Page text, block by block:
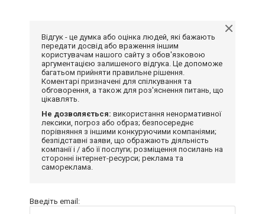
Відгук - це думка або оцінка людей, які бажають
передати досвід або враження іншим
користувачам нашого сайту з обов'язковою
аргументацією залишеного відгука. Це допоможе
багатьом прийняти правильне рішення.
Коментарі призначені для спілкування та
обговорення, а також для роз'яснення питань, що
цікавлять.
Не дозволяється: використання ненормативної
лексики, погроз або образ; безпосереднє
порівняння з іншими конкуруючими компаніями;
безпідставні заяви, що ображають діяльність
компанії і / або її послуги; розміщення посилань на
сторонні інтернет-ресурси; реклама та
самореклама.
Введіть email: